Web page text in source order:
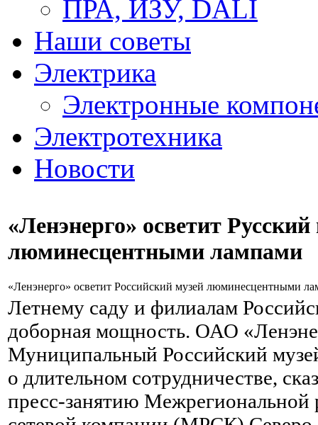
ПРА, ИЗУ, DALI
Наши советы
Электрика
Электронные
Электротехника
Новости
«Ленэнерго» осветит Русский
люминесцентными лампами
«Ленэнерго» осветит Российский музей люминесцентными
Летнему саду и филиалам
доборная мощность. ОАО
Муниципальный Российский
о длительном сотрудничестве,
пресс-занятию Межрегиональной